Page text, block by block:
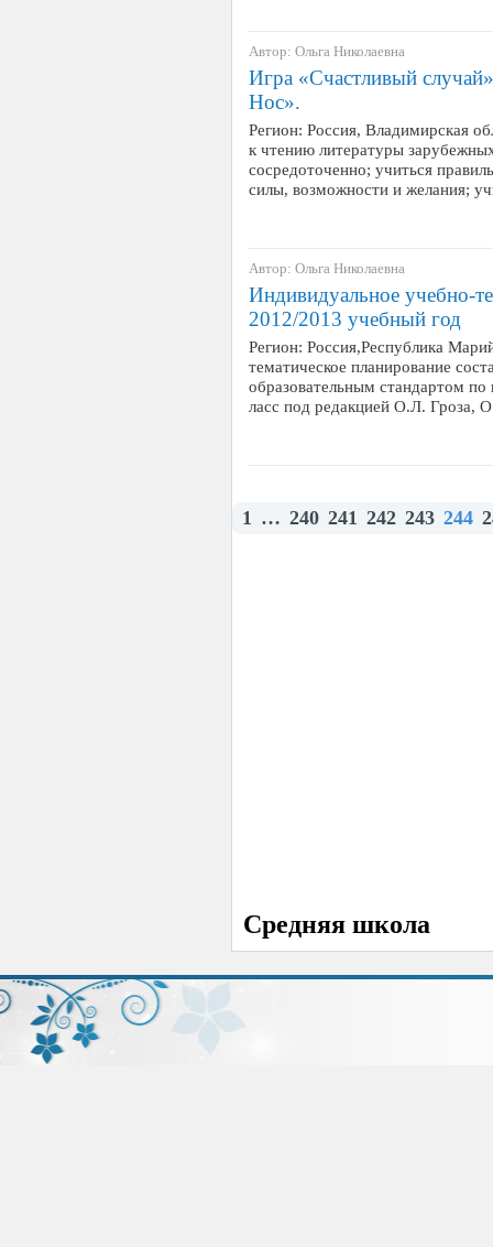
Автор: Ольга Николаевна
Игра «Счастливый
Нос».
Регион: Россия, Владимирская
к чтению литературы
сосредоточенно; учиться
силы, возможности и желания;
Автор: Ольга Николаевна
Индивидуальное учебно-
2012/2013 учебный год
Регион: Россия,Республика
тематическое планирование
образовательным стандартом
ласс под редакцией О.Л.
1 … 240 241 242 243 244
Средняя школа